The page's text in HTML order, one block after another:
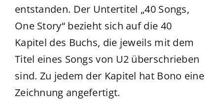
entstanden. Der Untertitel „40 Songs,
One Story“ bezieht sich auf die 40
Kapitel des Buchs, die jeweils mit dem
Titel eines Songs von U2 überschrieben
sind. Zu jedem der Kapitel hat Bono eine
Zeichnung angefertigt.